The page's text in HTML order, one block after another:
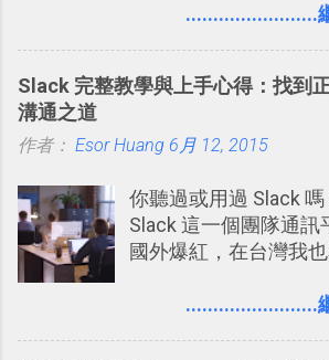
量格式不一的混亂工
Codex 這樣的 AI 工作
........................
Slack 完整教學與上手心得：找到
溝通之道
作者： Esor Huang 6月 12, 2015
你聽過或用過 Slack 嗎
Slack 這一個團隊通訊
國外爆紅，在台灣我
理，到底 Slack 有什
........................